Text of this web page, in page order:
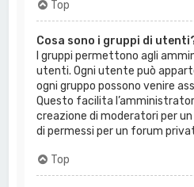
Top
Cosa sono i gruppi di
I gruppi permettono agli
utenti. Ogni utente può
ogni gruppo possono venire
Questo facilita
creazione di moderatori per
di permessi per un forum
Top